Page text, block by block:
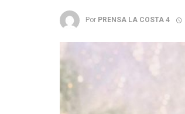
Por PRENSA LA COSTA 4